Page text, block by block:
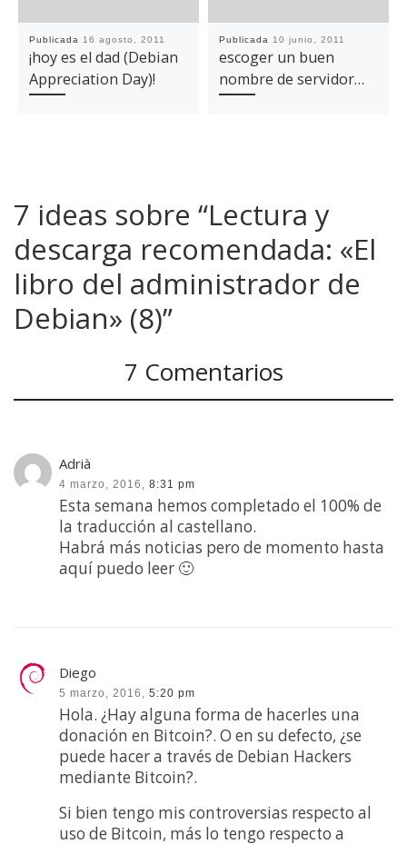
Publicada 16 agosto, 2011
¡hoy es el dad (Debian
Appreciation Day)!
Publicada 10 junio, 2011
escoger un buen
nombre de servidor…
7 ideas sobre “Lectura y
descarga recomendada: «El
libro del administrador de
Debian» (8)”
7 Comentarios
Adrià
4 marzo, 2016, 8:31 pm
Esta semana hemos completado el 100% de
la traducción al castellano.
Habrá más noticias pero de momento hasta
aquí puedo leer 🙂
Diego
5 marzo, 2016, 5:20 pm
Hola. ¿Hay alguna forma de hacerles una
donación en Bitcoin?. O en su defecto, ¿se
puede hacer a través de Debian Hackers
mediante Bitcoin?.
Si bien tengo mis controversias respecto al
uso de Bitcoin, más lo tengo respecto a